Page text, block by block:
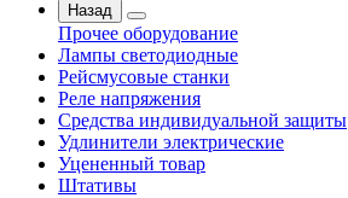
Назад
Прочее оборудование
Лампы светодиодные
Рейсмусовые станки
Реле напряжения
Средства индивидуальной защиты
Удлинители электрические
Уцененный товар
Штативы